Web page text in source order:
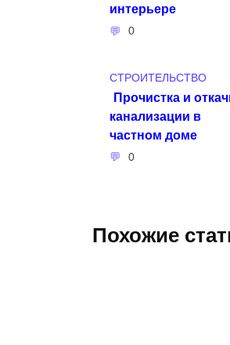
интерьере
0
СТРОИТЕЛЬСТВО
Прочистка и
канализации в
частном доме
0
Похожие